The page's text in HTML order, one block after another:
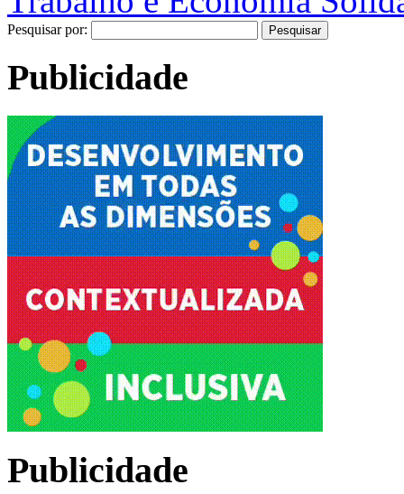
Pesquisar por:
Publicidade
Publicidade